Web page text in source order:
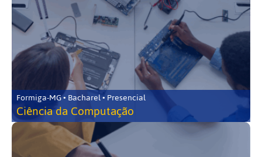
Formiga-MG • Bacharel • Presencial
Ciência da Computação